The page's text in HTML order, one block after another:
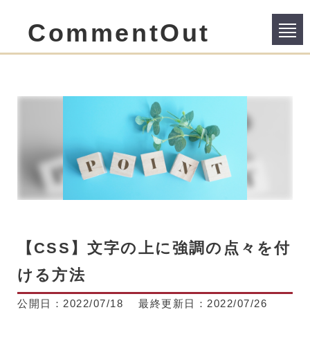
CommentOut
【CSS】文字の上に強調の点々を付
ける方法
公開日： 2022/07/18 最終更新日： 2022/07/26